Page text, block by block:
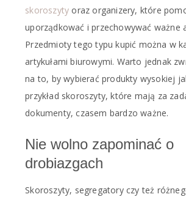
skoroszyty oraz organizery, które
uporządkować i przechowywać ważne
Przedmioty tego typu kupić można w
artykułami biurowymi. Warto jednak
na to, by wybierać produkty wysokiej
przykład skoroszyty, które mają za
dokumenty, czasem bardzo ważne.
Nie wolno zapominać o
drobiazgach
Skoroszyty, segregatory czy też